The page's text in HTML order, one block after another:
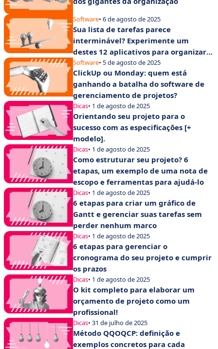
Software• 6 de agosto de 2025
Sua lista de tarefas parece
interminável? Experimente um
destes 12 aplicativos para organizar
suas tarefas
Software• 5 de agosto de 2025
ClickUp ou Monday: quem está
ganhando a batalha do software de
gerenciamento de projetos?
Dicas• 1 de agosto de 2025
Orientando seu projeto para o
sucesso com as especificações [+
modelo].
Dicas• 1 de agosto de 2025
Como estruturar seu projeto? 6
etapas, um exemplo de uma nota de
escopo e ferramentas para ajudá-lo
Dicas• 1 de agosto de 2025
6 etapas para criar um gráfico de
Gantt e gerenciar suas tarefas sem
perder nenhum marco
Dicas• 1 de agosto de 2025
6 etapas para gerenciar o
cronograma do seu projeto e cumprir
os prazos
Dicas• 1 de agosto de 2025
O kit completo para elaborar um
orçamento de projeto como um
profissional!
Dicas• 31 de julho de 2025
Método QQOQCP: definição e
exemplos concretos para cada